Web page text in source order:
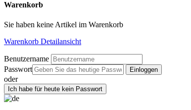
Warenkorb
Sie haben keine Artikel im Warenkorb
Warenkorb Detailansicht
Benutzername
Passwort
oder